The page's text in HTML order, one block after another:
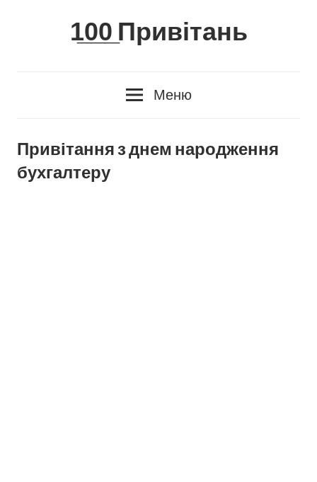
1̲0̲0̲ Привітань
Меню
Привітання з днем народження
бухгалтеру